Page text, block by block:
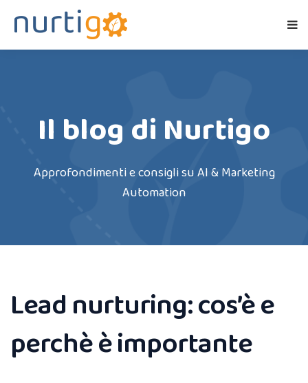
Il blog di Nurtigo
Approfondimenti e consigli su AI & Marketing
Automation
Lead nurturing: cos’è e
perchè è importante